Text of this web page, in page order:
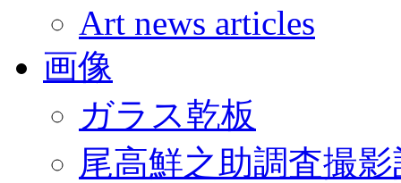
Art news articles
画像
ガラス乾板
尾高鮮之助調査撮